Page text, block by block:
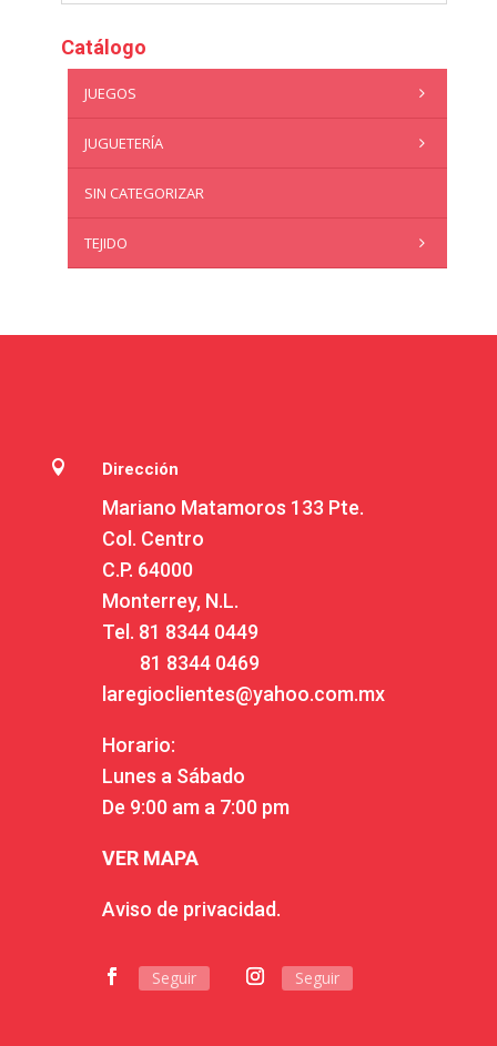
Catálogo
JUEGOS
JUGUETERÍA
SIN CATEGORIZAR
TEJIDO
 Dirección
Mariano Matamoros 133 Pte.
Col. Centro
C.P. 64000
Monterrey, N.L.
Tel. 81 8344 0449
81 8344 0469
laregioclientes@yahoo.com.mx
Horario:
Lunes a Sábado
De 9:00 am a 7:00 pm
VER MAPA
Aviso de privacidad.
Seguir Seguir